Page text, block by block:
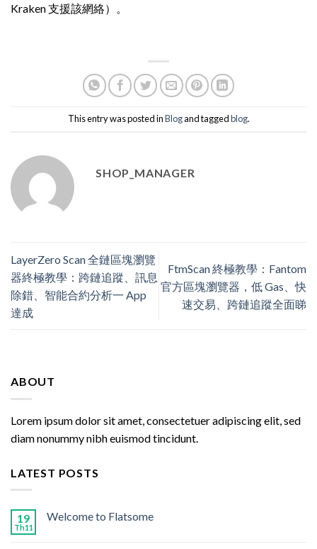
Kraken 支援該網絡）。
This entry was posted inBlogand taggedblog.
SHOP_MANAGER
LayerZero Scan 全鏈區塊瀏覽
器終極教學：跨鏈追蹤、訊息
除錯、智能合約分析一 App
達成
FtmScan 終極教學：Fantom
官方區塊瀏覽器，低 Gas、快
速交易、跨鏈追蹤全面睇
ABOUT
Lorem ipsum dolor sit amet, consectetuer adipiscing elit, sed
diam nonummy nibh euismod tincidunt.
LATEST POSTS
19
Th11
Welcome to Flatsome